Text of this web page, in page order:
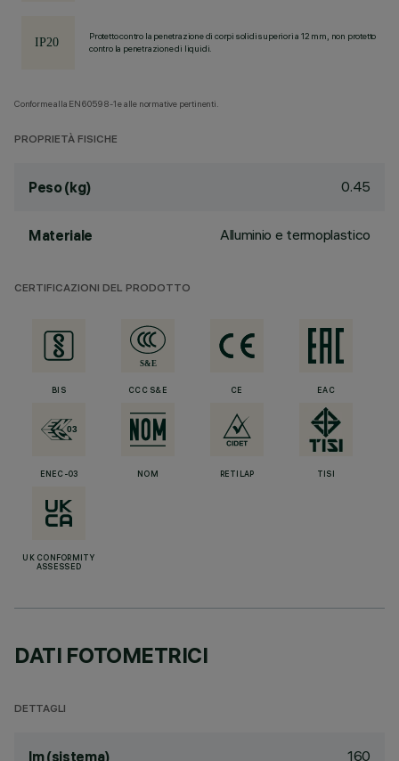
Protetto contro la penetrazione di corpi solidi superiori a 12 mm, non protetto
contro la penetrazione di liquidi.
Conforme alla EN60598-1 e alle normative pertinenti.
PROPRIETÀ FISICHE
Peso (kg) 0.45
Materiale Alluminio e termoplastico
CERTIFICAZIONI DEL PRODOTTO
BIS CCC S&E CE EAC
ENEC-03 NOM RETILAP TISI
UK CONFORMITY
ASSESSED
DATI FOTOMETRICI
DETTAGLI
lm (sistema) 160